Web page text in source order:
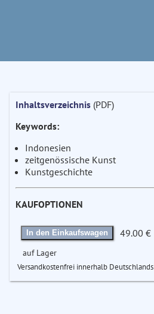
Inhaltsverzeichnis(PDF)
Keywords:
Indonesien
zeitgenössische Kunst
Kunstgeschichte
KAUFOPTIONEN
In den Einkaufswagen 49.00 €
auf Lager
Versandkostenfrei innerhalb Deutschlands